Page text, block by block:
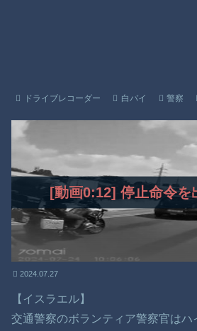
ドライブレコーダー 白バイ 警察
[動画0:12] 停止命令を
2024.07.27
【イスラエル】
交通警察のボランティア警察官は